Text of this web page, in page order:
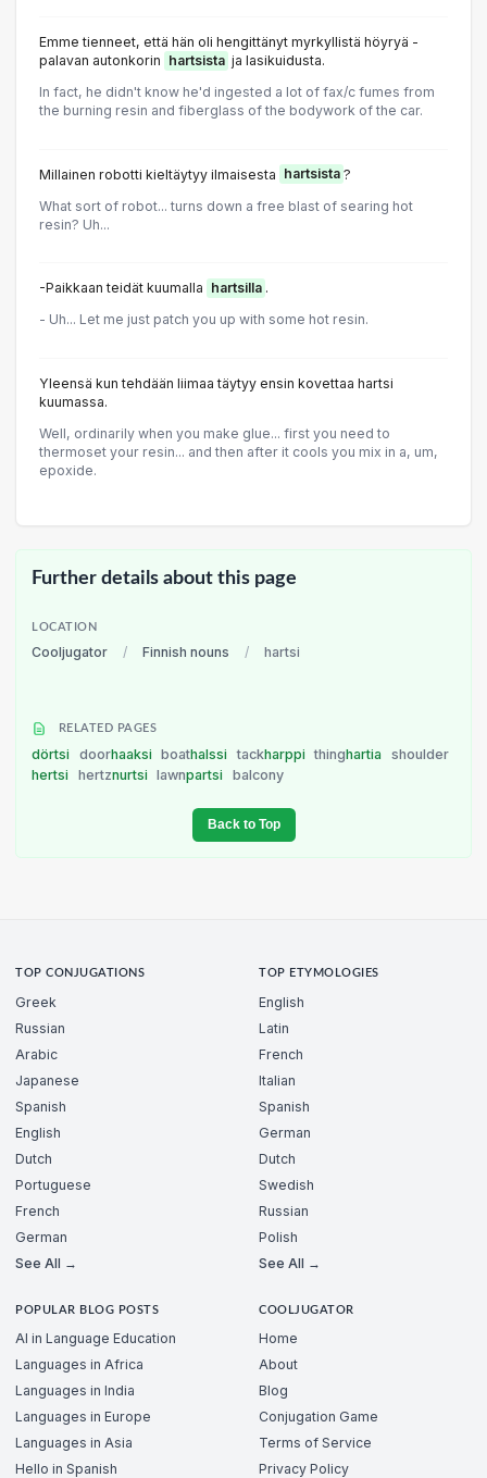
Emme tienneet, että hän oli hengittänyt myrkyllistä höyryä -
palavan autonkorin hartsista ja lasikuidusta.
In fact, he didn't know he'd ingested a lot of fax/c fumes from
the burning resin and fiberglass of the bodywork of the car.
Millainen robotti kieltäytyy ilmaisesta hartsista ?
What sort of robot... turns down a free blast of searing hot
resin? Uh...
-Paikkaan teidät kuumalla hartsilla .
- Uh... Let me just patch you up with some hot resin.
Yleensä kun tehdään liimaa täytyy ensin kovettaa hartsi
kuumassa.
Well, ordinarily when you make glue... first you need to
thermoset your resin... and then after it cools you mix in a, um,
epoxide.
Further details about this page
LOCATION
Cooljugator / Finnish nouns / hartsi
RELATED PAGES
dörtsi doorhaaksi boathalssi tackharppi thinghartia
shoulder
hertsi
hertznurtsi lawnpartsi balcony
Back to Top
TOP CONJUGATIONS
Greek
Russian
Arabic
Japanese
Spanish
English
Dutch
Portuguese
French
German
See All →
TOP ETYMOLOGIES
English
Latin
French
Italian
Spanish
German
Dutch
Swedish
Russian
Polish
See All →
POPULAR BLOG POSTS
AI in Language Education
Languages in Africa
Languages in India
Languages in Europe
Languages in Asia
Hello in Spanish
COOLJUGATOR
Home
About
Blog
Conjugation Game
Terms of Service
Privacy Policy